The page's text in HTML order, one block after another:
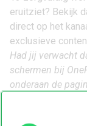
eruitziet? Bekijk
direct op het
exclusieve
Had jij verwacht
schermen bij
onderaan de